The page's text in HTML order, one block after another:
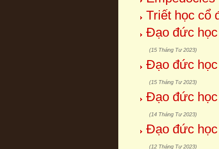
Triết học cổ
Đạo đức
(15 Tháng Tư 2023)
Đạo đức
(15 Tháng Tư 2023)
Đạo đức
(14 Tháng Tư 2023)
Đạo đức
(12 Tháng Tư 2023)